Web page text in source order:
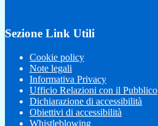
Sezione Link Utili
Cookie policy
Note legali
Informativa Privacy
Ufficio Relazioni con il Pubblico
Dichiarazione di accessibilità
Obiettivi di accessibilità
Whistleblowing